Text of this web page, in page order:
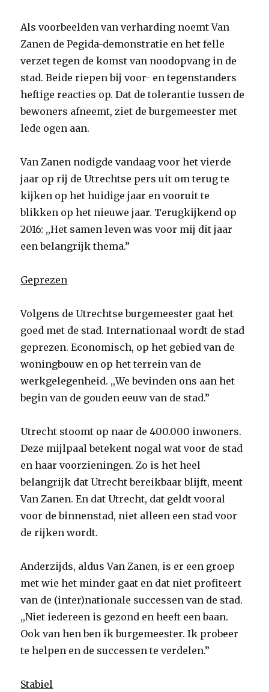
Als voorbeelden van verharding noemt Van
Zanen de Pegida-demonstratie en het felle
verzet tegen de komst van noodopvang in de
stad. Beide riepen bij voor- en tegenstanders
heftige reacties op. Dat de tolerantie tussen de
bewoners afneemt, ziet de burgemeester met
lede ogen aan.
Van Zanen nodigde vandaag voor het vierde
jaar op rij de Utrechtse pers uit om terug te
kijken op het huidige jaar en vooruit te
blikken op het nieuwe jaar. Terugkijkend op
2016: ,,Het samen leven was voor mij dit jaar
een belangrijk thema.”
Geprezen
Volgens de Utrechtse burgemeester gaat het
goed met de stad. Internationaal wordt de stad
geprezen. Economisch, op het gebied van de
woningbouw en op het terrein van de
werkgelegenheid. ,,We bevinden ons aan het
begin van de gouden eeuw van de stad.”
Utrecht stoomt op naar de 400.000 inwoners.
Deze mijlpaal betekent nogal wat voor de stad
en haar voorzieningen. Zo is het heel
belangrijk dat Utrecht bereikbaar blijft, meent
Van Zanen. En dat Utrecht, dat geldt vooral
voor de binnenstad, niet alleen een stad voor
de rijken wordt.
Anderzijds, aldus Van Zanen, is er een groep
met wie het minder gaat en dat niet profiteert
van de (inter)nationale successen van de stad.
,,Niet iedereen is gezond en heeft een baan.
Ook van hen ben ik burgemeester. Ik probeer
te helpen en de successen te verdelen.”
Stabiel